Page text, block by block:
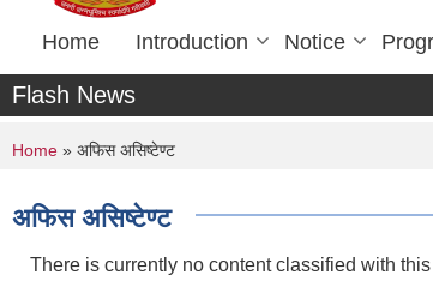
Home Introduction Notice
Flash News
You are here
Home » अफिस असिष्टेण्ट
अफिस असिष्टेण्ट
There is currently no content classified with this